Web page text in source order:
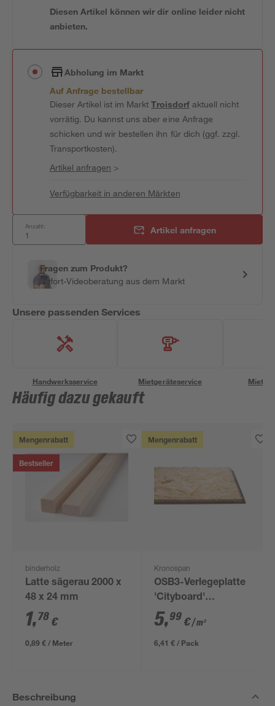
Diesen Artikel können wir dir online leider nicht
anbieten.
Abholung im Markt
Auf Anfrage bestellbar
Dieser Artikel ist im MarktTroisdorfaktuell nicht
vorrätig. Du kannst uns aber eine Anfrage
schicken und wir bestellen ihn für dich (ggf. zzgl.
Transportkosten).
Artikel anfragen >
Verfügbarkeit in anderen Märkten
Anzahl: Artikel anfragen
Fragen zum Produkt?
Sofort-Videoberatung aus dem Markt
Unsere passenden Services
Handwerksservice Mietgeräteservice
Häufig dazu gekauft
Mengenrabatt
Bestseller
binderholz
Latte sägerau 2000 x
48 x 24 mm
1,78 €
0,89 € / Meter
Mengenrabatt
Kronospan
OSB3-Verlegeplatte
'Cityboard'
ungeschliffen 1690 x
634 x 12 mm
5,99 €/ m²
6,41 € / Pack
Beschreibung